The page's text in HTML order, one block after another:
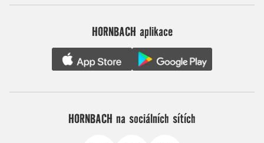
HORNBACH aplikace
HORNBACH na sociálních sítích